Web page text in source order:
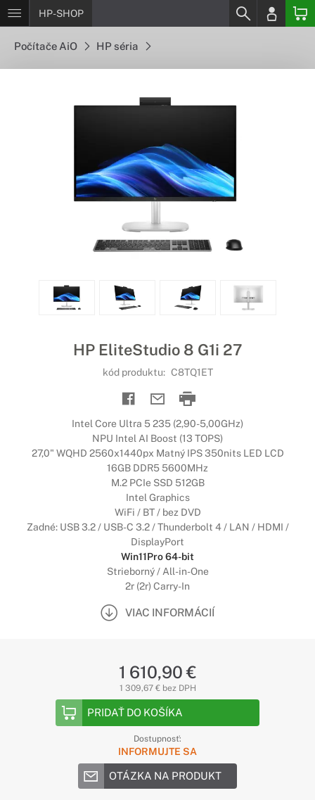
HP-SHOP
Počítače AiO HP séria
HP EliteStudio 8 G1i 27
kód produktu: C8TQ1ET
Intel Core Ultra 5 235 (2,90-5,00GHz)
NPU Intel AI Boost (13 TOPS)
27,0" WQHD 2560x1440px Matný IPS 350nits LED LCD
16GB DDR5 5600MHz
M.2 PCIe SSD 512GB
Intel Graphics
WiFi / BT / bez DVD
Zadné: USB 3.2 / USB-C 3.2 / Thunderbolt 4 / LAN / HDMI /
DisplayPort
Win11Pro 64-bit
Strieborný / All-in-One
2r (2r) Carry-In
VIAC INFORMÁCIÍ
1 610,90 €
1 309,67 € bez DPH
PRIDAŤ DO KOŠÍKA
Dostupnosť:
INFORMUJTE SA
OTÁZKA NA PRODUKT